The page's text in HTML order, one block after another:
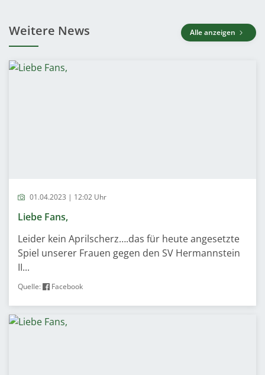
Weitere News Alle anzeigen
01.04.2023 | 12:02 Uhr
Liebe Fans,
Leider kein Aprilscherz….das für heute angesetzte
Spiel unserer Frauen gegen den SV Hermannstein
II...
Quelle: Facebook